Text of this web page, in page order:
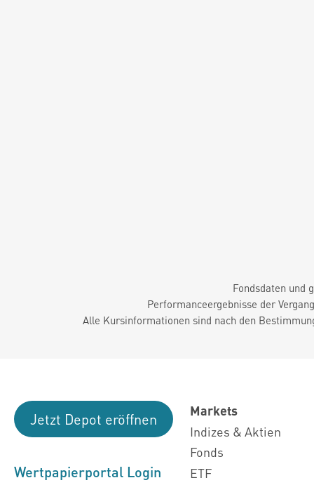
Fondsdaten und
Performanceergebnisse der
Alle Kursinformationen sind nach den
Jetzt Depot eröffnen
Wertpapierportal Login
Markets
Indizes & Aktien
Fonds
ETF